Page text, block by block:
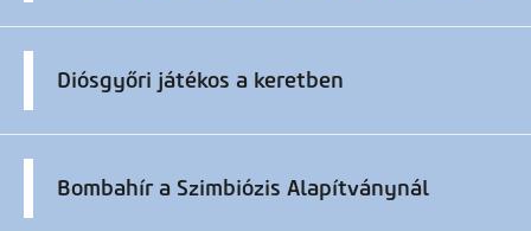
Diósgyőri játékos a keretben
Bombahír a Szimbiózis Alapítványnál